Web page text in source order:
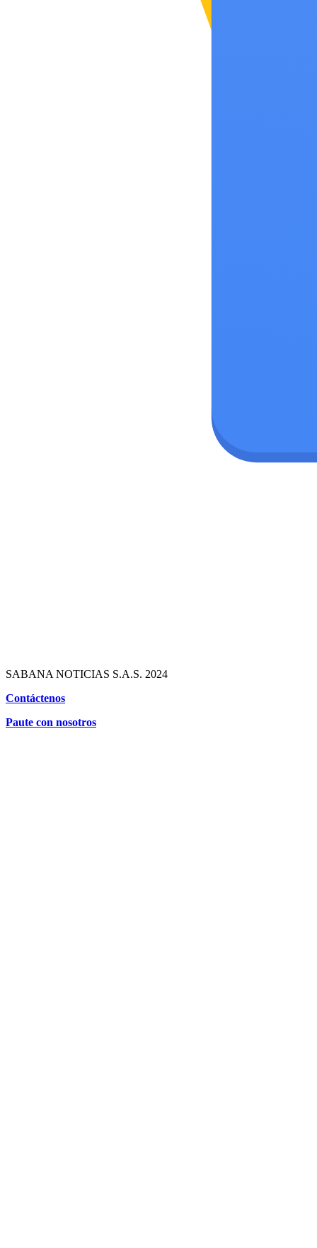
SABANA NOTICIAS S.A.S. 2024
Contáctenos
Paute con nosotros